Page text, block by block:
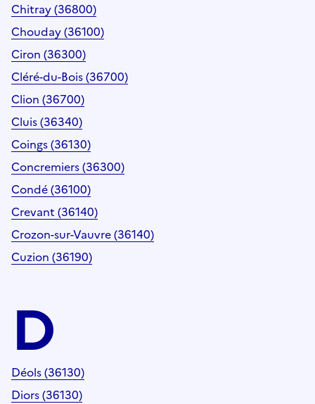
Chitray (36800)
Chouday (36100)
Ciron (36300)
Cléré-du-Bois (36700)
Clion (36700)
Cluis (36340)
Coings (36130)
Concremiers (36300)
Condé (36100)
Crevant (36140)
Crozon-sur-Vauvre (36140)
Cuzion (36190)
D
Déols (36130)
Diors (36130)